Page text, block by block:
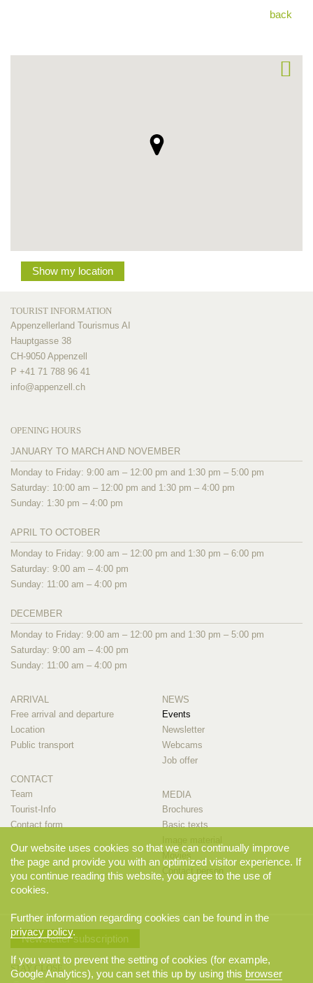
back
Show my location
TOURIST INFORMATION
Appenzellerland Tourismus AI
Hauptgasse 38
CH-9050 Appenzell
P +41 71 788 96 41
info@appenzell.ch
OPENING HOURS
JANUARY TO MARCH AND NOVEMBER
Monday to Friday: 9:00 am – 12:00 pm and 1:30 pm – 5:00 pm
Saturday: 10:00 am – 12:00 pm and 1:30 pm – 4:00 pm
Sunday: 1:30 pm – 4:00 pm
APRIL TO OCTOBER
Monday to Friday: 9:00 am – 12:00 pm and 1:30 pm – 6:00 pm
Saturday: 9:00 am – 4:00 pm
Sunday: 11:00 am – 4:00 pm
DECEMBER
Monday to Friday: 9:00 am – 12:00 pm and 1:30 pm – 5:00 pm
Saturday: 9:00 am – 4:00 pm
Sunday: 11:00 am – 4:00 pm
ARRIVAL
Free arrival and departure
Location
Public transport
CONTACT
Team
Tourist-Info
Contact form
NEWS
Events
Newsletter
Webcams
Job offer
MEDIA
Brochures
Basic texts
Contact person
Newsletter subscription
STAY CLOSE
Our website uses cookies so that we can continually improve
the page and provide you with an optimized visitor experience. If
you continue reading this website, you agree to the use of
cookies.
Further information regarding cookies can be found in the
privacy policy.
If you want to prevent the setting of cookies (for example,
Google Analytics), you can set this up by using this browser